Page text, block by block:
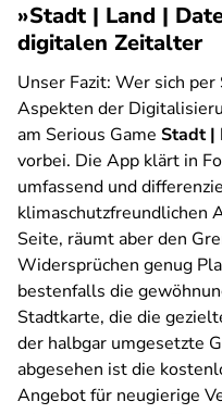
»Stadt | Land |
digitalen Zeitalter
Unser Fazit: Wer sich per
Aspekten der
am Serious Game Stadt |
vorbei. Die App klärt in
umfassend und
klimaschutzfreundlichen
Seite, räumt aber den
Widersprüchen genug
bestenfalls die
Stadtkarte, die die
der halbgar umgesetzte
abgesehen ist die
Angebot für neugierige